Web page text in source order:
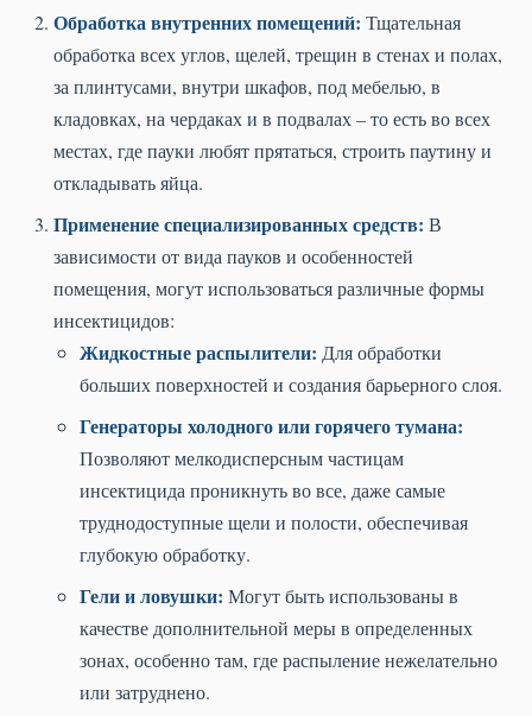
Обработка внутренних помещений: Тщательная
обработка всех углов, щелей, трещин в стенах и полах,
за плинтусами, внутри шкафов, под мебелью, в
кладовках, на чердаках и в подвалах – то есть во всех
местах, где пауки любят прятаться, строить паутину и
откладывать яйца.
Применение специализированных средств: В
зависимости от вида пауков и особенностей
помещения, могут использоваться различные формы
инсектицидов:
Жидкостные распылители: Для обработки
больших поверхностей и создания барьерного слоя.
Генераторы холодного или горячего тумана:
Позволяют мелкодисперсным частицам
инсектицида проникнуть во все, даже самые
труднодоступные щели и полости, обеспечивая
глубокую обработку.
Гели и ловушки: Могут быть использованы в
качестве дополнительной меры в определенных
зонах, особенно там, где распыление нежелательно
или затруднено.